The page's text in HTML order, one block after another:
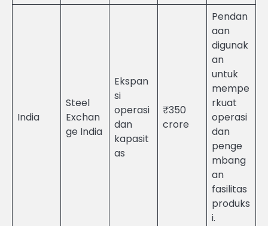
India
Steel
Exchan
ge India
Ekspan
si
operasi
dan
kapasit
as
₹350
crore
Pendan
aan
digunak
an
untuk
mempe
rkuat
operasi
dan
penge
mbang
an
fasilitas
produks
i.